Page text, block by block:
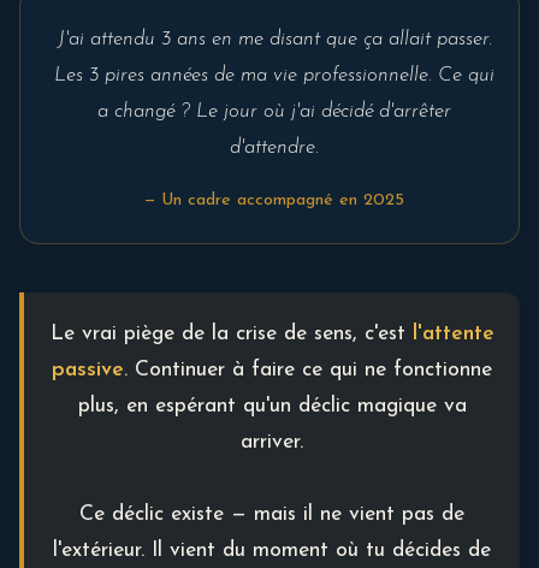
J'ai attendu 3 ans en me disant que ça allait passer.
Les 3 pires années de ma vie professionnelle. Ce qui
a changé ? Le jour où j'ai décidé d'arrêter
d'attendre.
— Un cadre accompagné en 2025
Le vrai piège de la crise de sens, c'est
l'attente
passive. Continuer à faire ce qui ne fonctionne
plus, en espérant qu'un déclic magique va
arriver.
Ce déclic existe — mais il ne vient pas de
l'extérieur. Il vient du moment où tu décides de